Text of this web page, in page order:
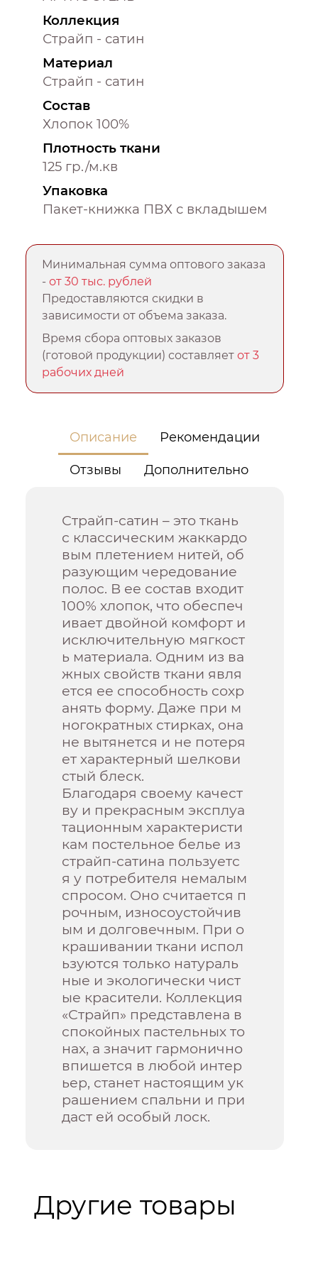
Коллекция
Страйп - сатин
Материал
Страйп - сатин
Состав
Хлопок 100%
Плотность ткани
125 гр./м.кв
Упаковка
Пакет-книжка ПВХ с вкладышем
Минимальная сумма оптового заказа
-от 30 тыс. рублей
Предоставляются скидки в
зависимости от объема заказа.
Время сбора оптовых заказов
(готовой продукции) составляетот 3
рабочих дней
Описание Рекомендации
Отзывы Дополнительно
Страйп-сатин – это ткань
с классическим жаккардо
вым плетением нитей, об
разующим чередование
полос. В ее состав входит
100% хлопок, что обеспеч
ивает двойной комфорт и
исключительную мягкост
ь материала. Одним из ва
жных свойств ткани явля
ется ее способность сохр
анять форму. Даже при м
ногократных стирках, она
не вытянется и не потеря
ет характерный шелкови
стый блеск.
Благодаря своему качест
ву и прекрасным эксплуа
тационным характеристи
кам постельное белье из
страйп-сатина пользуетс
я у потребителя немалым
спросом. Оно считается п
рочным, износоустойчив
ым и долговечным. При о
крашивании ткани испол
ьзуются только натураль
ные и экологически чист
ые красители. Коллекция
«Страйп» представлена в
спокойных пастельных то
нах, а значит гармонично
впишется в любой интер
ьер, станет настоящим ук
рашением спальни и при
даст ей особый лоск.
Другие товары